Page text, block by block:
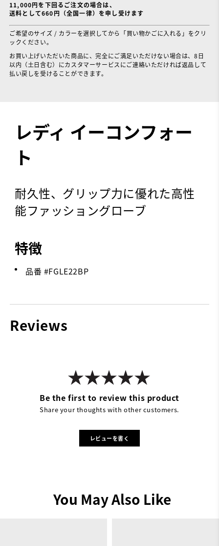
11,000円を下回るご注文の場合は、
送料として660円（全国一律）を申し受けます
ご希望のサイズ / カラーを選択してから「買い物かごに入れる」をクリ
ックください。
お買い上げいただいた商品に、完全にご満足いただけない場合は、8日
以内（土日含む）にカスタマーサービスにご連絡いただければ返品して
払い戻しを受けることができます。
レディ イーコンフォー
ト
耐久性、グリップ力に優れた高性
能ファッショングローブ
特徴
品番 #FGLE22BP
Reviews
Be the first to review this product
Share your thoughts with other customers.
レビューを書く
You May Also Like